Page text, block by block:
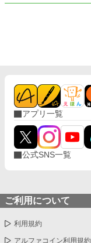
アプリ一覧
公式SNS一覧
ご利用について
利用規約
アルファコイン利用規約